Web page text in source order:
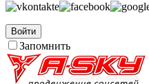
Войти
Запомнить